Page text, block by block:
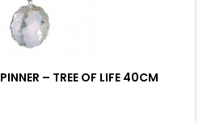
– TREE OF LIFE 40CM